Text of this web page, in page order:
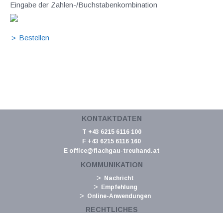
Eingabe der Zahlen-/Buchstabenkombination
KONTAKTDATEN
T +43 6215 6116 100
F +43 6215 6116 160
E office@flachgau-treuhand.at
KOMMUNIKATION
Nachricht
Empfehlung
Online-Anwendungen
RECHTLICHES